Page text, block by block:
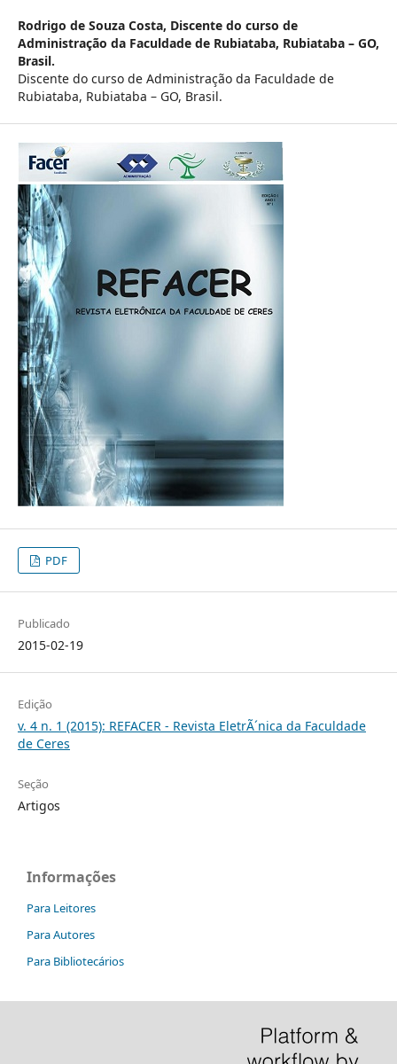
Rodrigo de Souza Costa, Discente do curso de
Administração da Faculdade de Rubiataba, Rubiataba – GO,
Brasil.
Discente do curso de Administração da Faculdade de
Rubiataba, Rubiataba – GO, Brasil.
PDF
Publicado
2015-02-19
Edição
v. 4 n. 1 (2015): REFACER - Revista EletrÃ´nica da Faculdade
de Ceres
Seção
Artigos
Informações
Para Leitores
Para Autores
Para Bibliotecários